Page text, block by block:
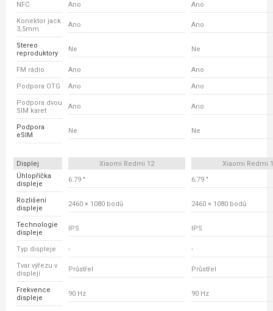
NFC Ano Ano
Konektor jack
3,5mm
Ano Ano
Stereo
reproduktory
Ne Ne
FM rádio Ano Ano
Podpora OTG Ano Ano
Podpora dvou
SIM karet
Ano Ano
Podpora
eSIM
Ne Ne
Displej Xiaomi Redmi 12
Xiaomi Redmi
Úhlopříčka
displeje
6.79 " 6.79 "
Rozlišení
displeje
2460 × 1080 bodů 2460 × 1080 bodů
Technologie
displeje
IPS IPS
Typ displeje - -
Tvar výřezu v
displeji
Průstřel Průstřel
Frekvence
displeje
90 Hz 90 Hz